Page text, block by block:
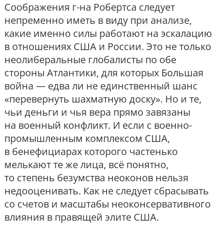
Соображения г-на Робертса следует
непременно иметь в виду при анализе,
какие именно силы работают на эскалацию
в отношениях США и России. Это не только
неолиберальные глобалисты по обе
стороны Атлантики, для которых Большая
война — едва ли не единственный шанс
«перевернуть шахматную доску». Но и те,
чьи деньги и чья вера прямо завязаны
на военный конфликт. И если с военно-
промышленным комплексом США,
в бенефициарах которого частенько
мелькают те же лица, всё понятно,
то степень безумства неоконов нельзя
недооценивать. Как не следует сбрасывать
со счетов и масштабы неоконсервативного
влияния в правящей элите США.